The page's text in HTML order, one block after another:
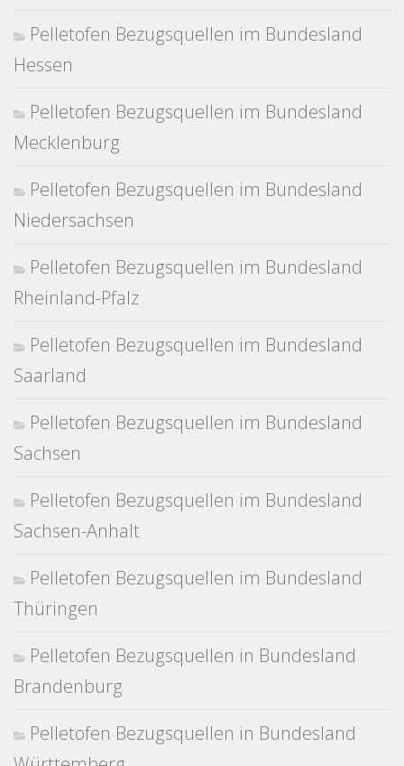
Pelletofen Bezugsquellen im Bundesland
Hessen
Pelletofen Bezugsquellen im Bundesland
Mecklenburg
Pelletofen Bezugsquellen im Bundesland
Niedersachsen
Pelletofen Bezugsquellen im Bundesland
Rheinland-Pfalz
Pelletofen Bezugsquellen im Bundesland
Saarland
Pelletofen Bezugsquellen im Bundesland
Sachsen
Pelletofen Bezugsquellen im Bundesland
Sachsen-Anhalt
Pelletofen Bezugsquellen im Bundesland
Thüringen
Pelletofen Bezugsquellen in Bundesland
Brandenburg
Pelletofen Bezugsquellen in Bundesland